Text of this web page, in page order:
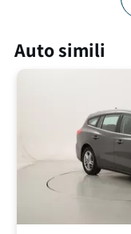
Auto simili